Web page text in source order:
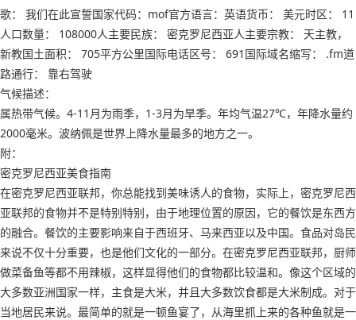
歌： 我们在此宣誓国家代码：mof官方语言：英语货币： 美元时区： 11
人口数量： 108000人主要民族： 密克罗尼西亚人主要宗教： 天主教，
新教国土面积： 705平方公里国际电话区号： 691国际域名缩写： .fm道
路通行： 靠右驾驶
气候描述：
属热带气候。4-11月为雨季，1-3月为旱季。年均气温27℃，年降水量约
2000毫米。波纳佩是世界上降水量最多的地方之一。
附：
密克罗尼西亚美食指南
在密克罗尼西亚联邦，你总能找到美味诱人的食物，实际上，密克罗尼西
亚联邦的食物并不是特别特别，由于地理位置的原因，它的餐饮是东西方
的融合。餐饮的主要影响来自于西班牙、马来西亚以及中国。食品对岛民
来说不仅十分重要，也是他们文化的一部分。在密克罗尼西亚联邦，厨师
做菜备鱼等都不用辣椒，这样显得他们的食物都比较温和。像这个区域的
大多数亚洲国家一样，主食是大米，并且大多数饮食都是大米制成。对于
当地居民来说。最简单的就是一顿鱼宴了，从海里抓上来的各种鱼就是一